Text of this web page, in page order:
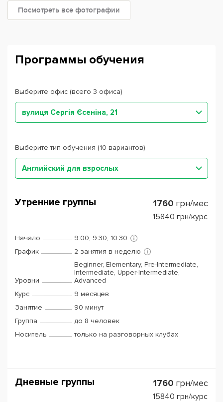
Посмотреть все фотографии
Программы обучения
Выберите офис (всего 3 офиса)
вулиця Сергія Єсеніна, 21
Выберите тип обучения (10 вариантов)
Английский для взрослых
Утренние группы 1760 грн/мес
15840 грн/курс
Начало
9:00, 9:30, 10:30
График
2 занятия в неделю
Уровни
Beginner, Elementary, Pre-Intermediate,
Intermediate, Upper-Intermediate,
Advanced
Курс
9 месяцев
Занятие
90 минут
Группа
до 8 человек
Носитель
только на разговорных клубах
Дневные группы 1760 грн/мес
15840 грн/курс